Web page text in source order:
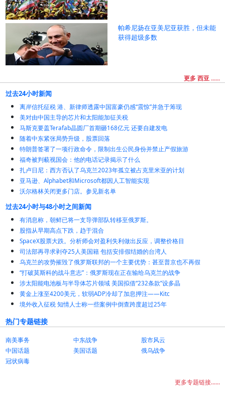
帕希尼扬在亚美尼亚获胜，但未能
获得超级多数
更多 西亚 ......
过去24小时新闻
离岸信托征税 港、新律师透露中国富豪仍感“震惊”并急于筹现
美对由中国主导的芯片和太阳能加征关税
马斯克要盖Terafab晶圆厂首期砸168亿元 还要自建发电
随着中东紧张局势升级，股票回落
特朗普签署了一项行政命令，限制出生公民身份并禁止产假旅游
福奇被判藐视国会：他的电话记录揭示了什么
扎卢日尼：西方否认了乌克兰2023年孤立被占克里米亚的计划
亚马逊、Alphabet和Microsoft都因人工智能实现
沃尔格林关闭更多门店。参见新名单
过去24小时与48小时之间新闻
有消息称，朝鲜已将一支导弹部队转移至俄罗斯。
股指从早期高点下跌，趋于混合
SpaceX股票大跌。分析师会对盈利失利做出反应，调整价格目
司法部再寻求剥夺25人美国籍 包括安排假结婚的台湾人
乌克兰的攻势摧毁了俄罗斯联邦的一个主要优势：甚至普京也不再假
“打破莫斯科的战斗意志”：俄罗斯现在正在输给乌克兰的战争
涉太阳能电池板与半导体芯片领域 美国拟借“232条款”设多晶
黄金上涨至4200美元，软弱ADP冷却了加息押注——Kitc
境外收入征税 知情人士称一些案例中倒查跨度超过25年
热门专题链接
南美事务 中东战争
股市风云
中国话题
美国话题
俄乌战争
冠状病毒
更多专题链接......